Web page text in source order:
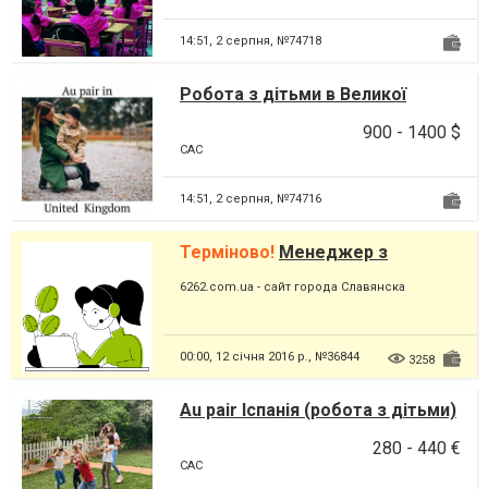
14:51, 2 серпня, №74718
Робота з дітьми в Великої
900 - 1400 $
CAC
14:51, 2 серпня, №74716
Терміново! Менеджер з
6262.com.ua - сайт города Славянска
00:00, 12 січня 2016 р., №36844 3258
Au pair Іспанія (робота з дітьми)
280 - 440 €
CAC